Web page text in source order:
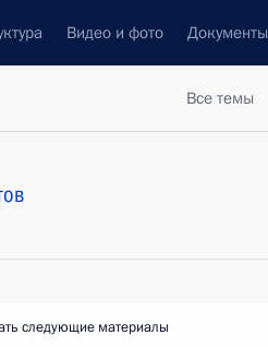
Видео и фото Документы
Все темы
следующие материалы